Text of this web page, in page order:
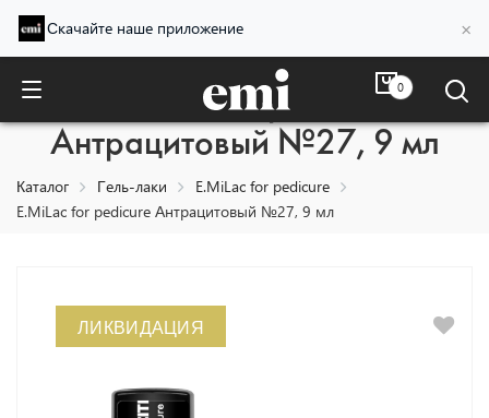
Скачайте наше приложение ×
0
E.MiLac for pedicure
Антрацитовый №27, 9 мл
Каталог Гель-лаки
E.MiLac for pedicure
E.MiLac for pedicure Антрацитовый №27, 9 мл
ЛИКВИДАЦИЯ